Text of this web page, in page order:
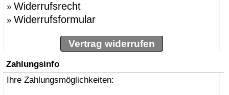
» Widerrufsrecht
» Widerrufsformular
Vertrag widerrufen
Zahlungsinfo
Ihre Zahlungsmöglichkeiten: